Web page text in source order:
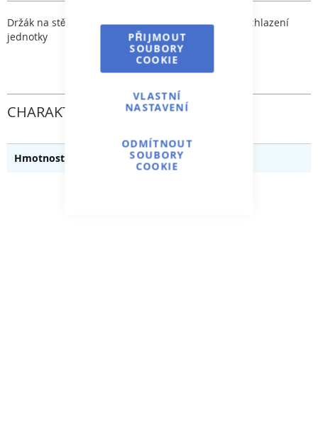
PŘIJMOUT
SOUBORY
COOKIE
VLASTNÍ
NASTAVENÍ
ODMÍTNOUT
SOUBORY
COOKIE
Držák na stěnu je vybaven dvojitým větráčkem pro chlazení
jednotky
CHARAKTERISTICKÝ